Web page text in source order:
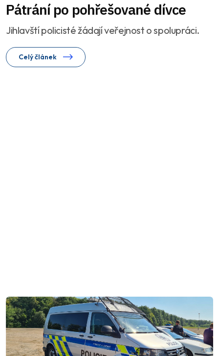
Pátrání po pohřešované dívce
Jihlavští policisté žádají veřejnost o spolupráci.
Celý článek